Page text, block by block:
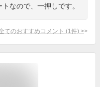
なので、一押しです。
てのおすすめコメント (1 件) >